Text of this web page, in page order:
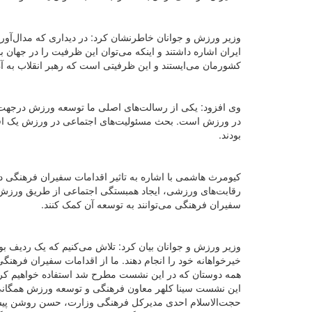
وزیر ورزش و جوانان خاطرنشان کرد: در دیداری که
ایران اشاره داشتند و اینکه می‌توان این ظرفیت را در
کشورمان می‌ایستند و این ظرفیتی است که رهبر انقلاب به آن
وی افزود: یکی از رسالت‌های اصلی ما توسعه ورزش
در ورزش است. بحث مسئولیت‌های اجتماعی در ورزش یک
بودند.
کیومرث هاشمی با اشاره به تاثیر اقدامات سفیران
رقابت‌های ورزشی، ایجاد همبستگی اجتماعی از طریق
سفیران فرهنگی می‌توانند به توسعه آن کمک کنند.
وزیر ورزش و جوانان بیان کرد: تلاش می‌کنیم که یک ردیف
خیرخواهانه خود را انجام دهند. ما از اقدامات سفیران
همه دوستان که در این نشست مطرح شد استفاده خواهیم
این نشست سینا کلهر معاون فرهنگی و توسعه ورزش
حجت‌الاسلام احدی مدیرکل فرهنگی وزارت، حسن روشن